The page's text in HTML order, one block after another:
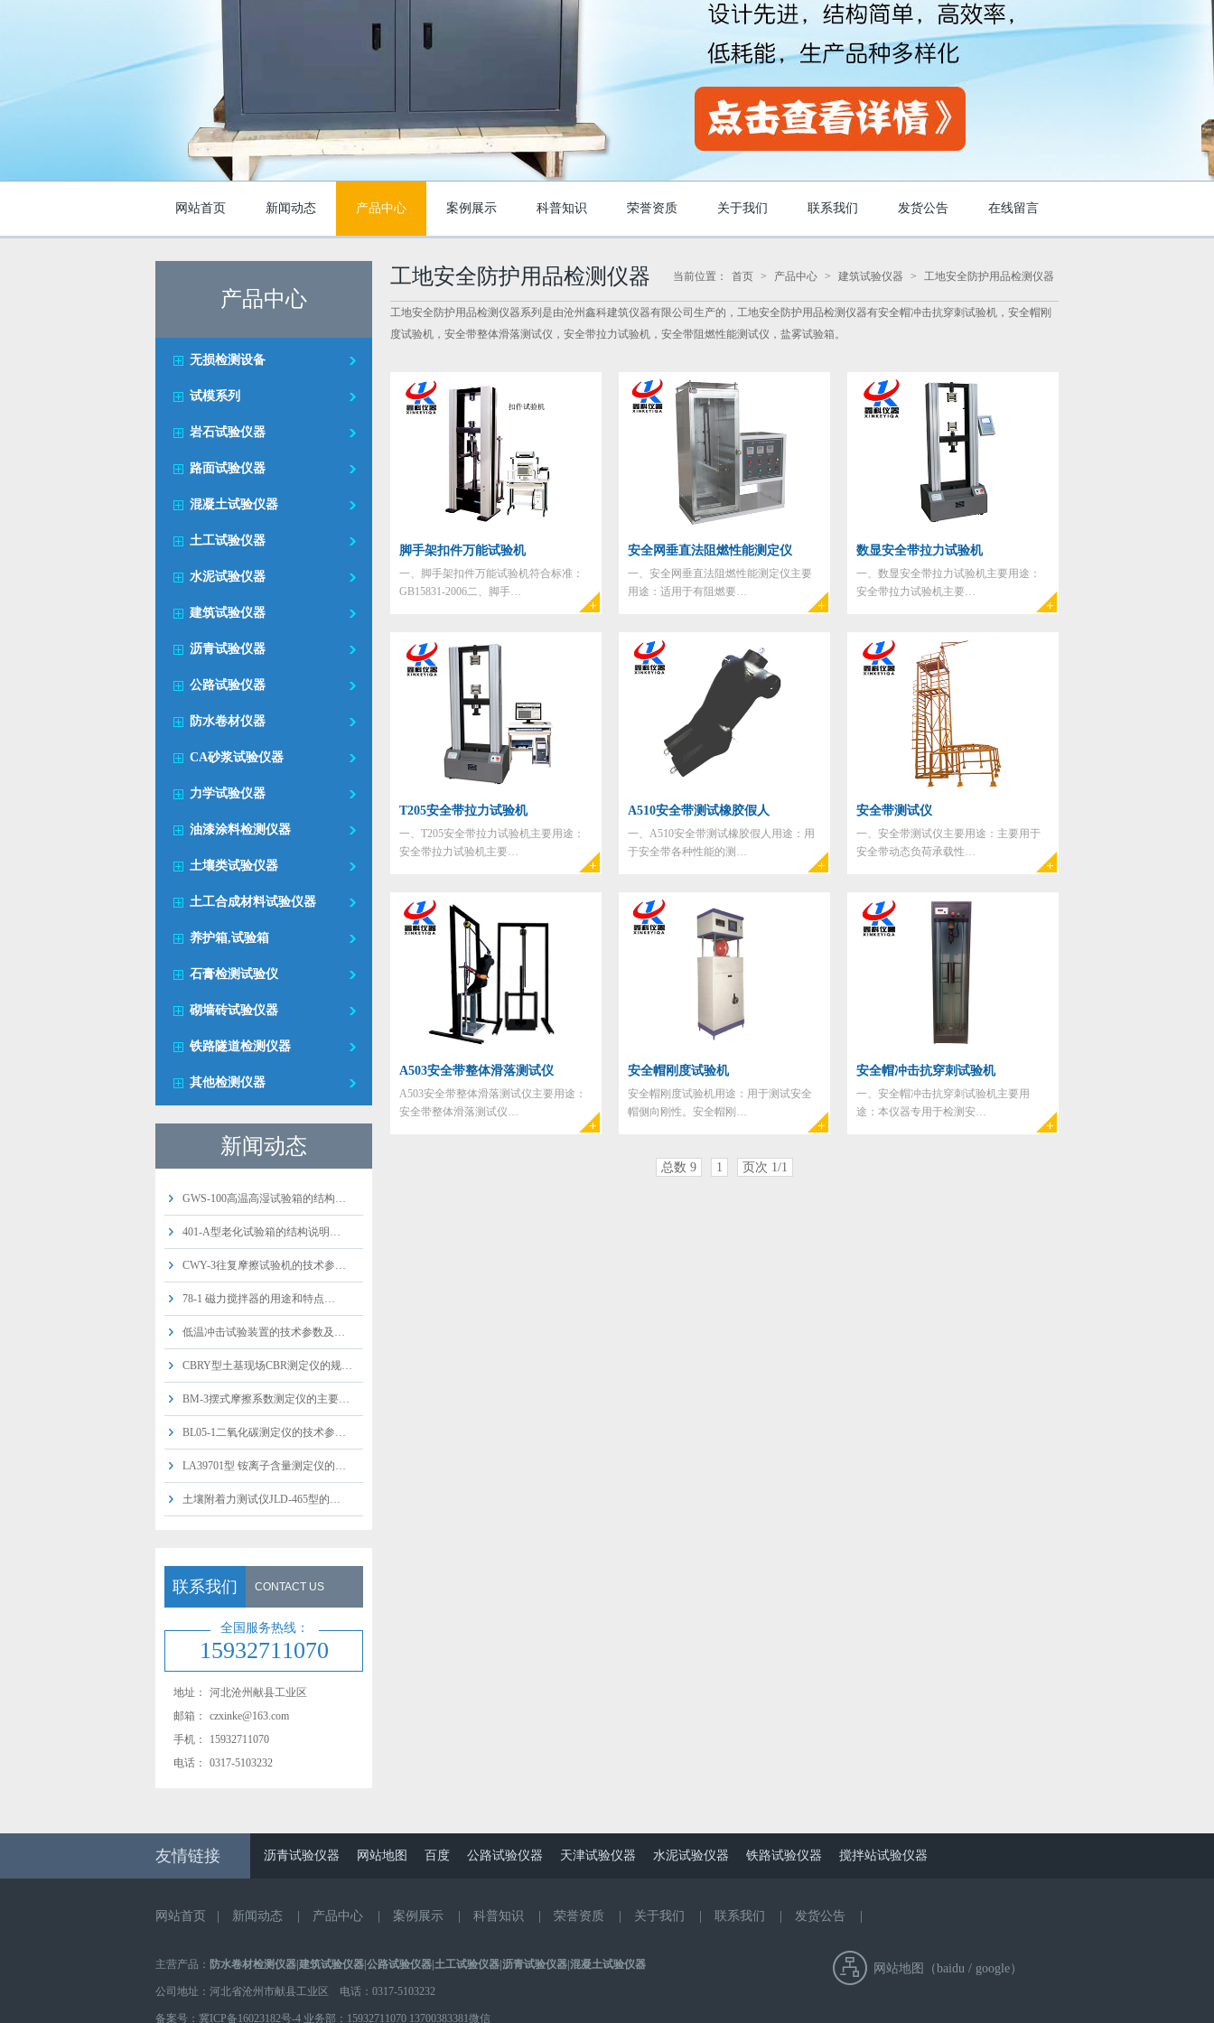
网站首页 新闻动态 产品中心 案例展示 科普知识 荣誉资质 关于我们 联系我们 发货公告 在线留言
产品中心
无损检测设备
试模系列
岩石试验仪器
路面试验仪器
混凝土试验仪器
土工试验仪器
水泥试验仪器
建筑试验仪器
沥青试验仪器
公路试验仪器
防水卷材仪器
CA砂浆试验仪器
力学试验仪器
油漆涂料检测仪器
土壤类试验仪器
土工合成材料试验仪器
养护箱,试验箱
石膏检测试验仪
砌墙砖试验仪器
铁路隧道检测仪器
其他检测仪器
新闻动态
GWS-100高温高湿试验箱的结构…
401-A型老化试验箱的结构说明…
CWY-3往复摩擦试验机的技术参…
78-1 磁力搅拌器的用途和特点…
低温冲击试验装置的技术参数及…
CBRY型土基现场CBR测定仪的规…
BM-3摆式摩擦系数测定仪的主要…
BL05-1二氧化碳测定仪的技术参…
LA39701型 铵离子含量测定仪的…
土壤附着力测试仪JLD-465型的…
联系我们 CONTACT US
15932711070
全国服务热线：
地址：
河北沧州献县工业区
邮箱：
czxinke@163.com
手机：
15932711070
电话：
0317-5103232
工地安全防护用品检测仪器 当前位置： 首页 > 产品中心 > 建筑试验仪器 > 工地安全防护用品检测仪器
工地安全防护用品检测仪器系列是由沧州鑫科建筑仪器有限公司生产的，工地安全防护用品检测仪器有安全帽冲击抗穿刺试验机，安全帽刚
度试验机，安全带整体滑落测试仪，安全带拉力试验机，安全带阻燃性能测试仪，盐雾试验箱。
脚手架扣件万能试验机
一、脚手架扣件万能试验机符合标准：
GB15831-2006二、脚手…
安全网垂直法阻燃性能测定仪
一、安全网垂直法阻燃性能测定仪主要
用途：适用于有阻燃要…
数显安全带拉力试验机
一、数显安全带拉力试验机主要用途：
安全带拉力试验机主要…
T205安全带拉力试验机
一、T205安全带拉力试验机主要用途：
安全带拉力试验机主要…
A510安全带测试橡胶假人
一、A510安全带测试橡胶假人用途：用
于安全带各种性能的测…
安全带测试仪
一、安全带测试仪主要用途：主要用于
安全带动态负荷承载性…
A503安全带整体滑落测试仪
A503安全带整体滑落测试仪主要用途：
安全带整体滑落测试仪…
安全帽刚度试验机
安全帽刚度试验机用途：用于测试安全
帽侧向刚性。安全帽刚…
安全帽冲击抗穿刺试验机
一、安全帽冲击抗穿刺试验机主要用
途：本仪器专用于检测安…
总数 9 1 页次 1/1
友情链接 沥青试验仪器 网站地图 百度 公路试验仪器 天津试验仪器 水泥试验仪器 铁路试验仪器 搅拌站试验仪器
网站首页 新闻动态 产品中心 案例展示 科普知识 荣誉资质 关于我们 联系我们 发货公告
主营产品： 防水卷材检测仪器 建筑试验仪器 公路试验仪器 土工试验仪器 沥青试验仪器 混凝土试验仪器
公司地址：河北省沧州市献县工业区 电话：0317-5103232
备案号： 冀ICP备16023182号-4 业务部： 15932711070 13700383381微信
网站地图（baidu / google）